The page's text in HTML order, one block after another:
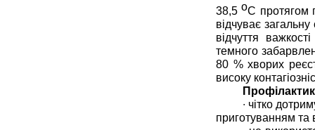
38,5оС протягом
відчуває
відчуття
темного
80 % хворих
високу
∙ чітко
приготуванням та